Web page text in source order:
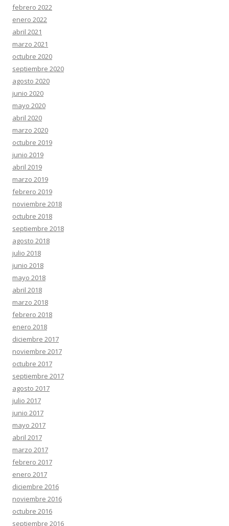
febrero 2022
enero 2022
abril 2021
marzo 2021
octubre 2020
septiembre 2020
agosto 2020
junio 2020
mayo 2020
abril 2020
marzo 2020
octubre 2019
junio 2019
abril 2019
marzo 2019
febrero 2019
noviembre 2018
octubre 2018
septiembre 2018
agosto 2018
julio 2018
junio 2018
mayo 2018
abril 2018
marzo 2018
febrero 2018
enero 2018
diciembre 2017
noviembre 2017
octubre 2017
septiembre 2017
agosto 2017
julio 2017
junio 2017
mayo 2017
abril 2017
marzo 2017
febrero 2017
enero 2017
diciembre 2016
noviembre 2016
octubre 2016
septiembre 2016